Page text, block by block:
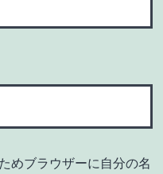
めブラウザーに自分の名